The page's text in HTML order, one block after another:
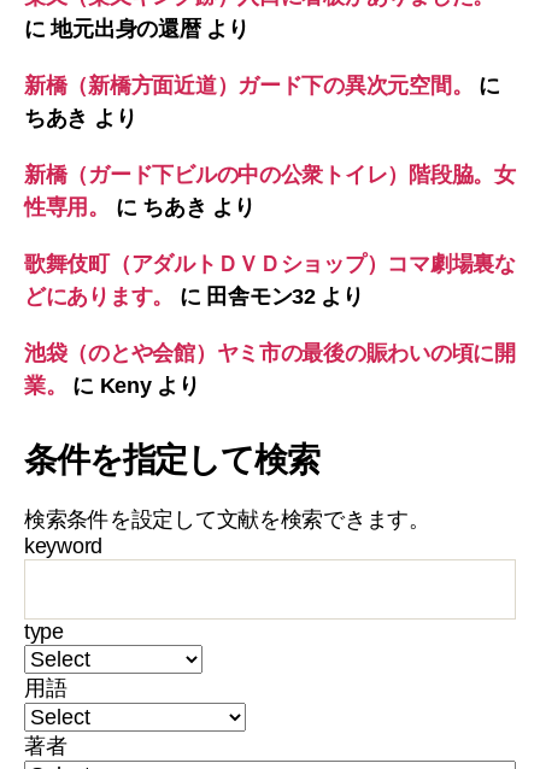
に地元出身の還暦より
新橋（新橋方面近道）ガード下の異次元空間。
に
ちあき より
新橋（ガード下ビルの中の公衆トイレ）階段脇。女
性専用。
に ちあき より
歌舞伎町（アダルトＤＶＤショップ）コマ劇場裏な
どにあります。
に 田舎モン32より
池袋（のとや会館）ヤミ市の最後の賑わいの頃に開
業。
に Kenyより
条件を指定して検索
検索条件を設定して文献を検索できます。
keyword
type
用語
著者